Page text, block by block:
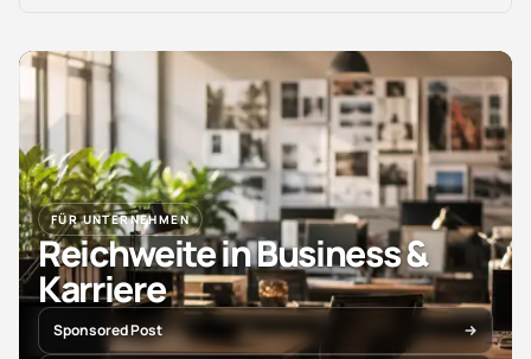
FÜR UNTERNEHMEN
Reichweite in Business &
Karriere
Sponsored Post